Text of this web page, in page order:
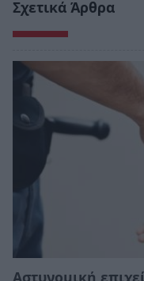
Σχετικά Άρθρα
Αστυνομική